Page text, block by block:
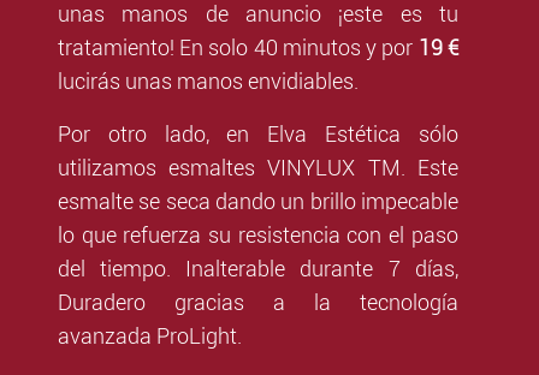
unas manos de anuncio ¡este es tu
tratamiento! En solo 40 minutos y por 19 €
lucirás unas manos envidiables.
Por otro lado, en Elva Estética sólo
utilizamos esmaltes VINYLUX TM. Este
esmalte se seca dando un brillo impecable
lo que refuerza su resistencia con el paso
del tiempo. Inalterable durante 7 días,
Duradero gracias a la tecnología
avanzada ProLight.